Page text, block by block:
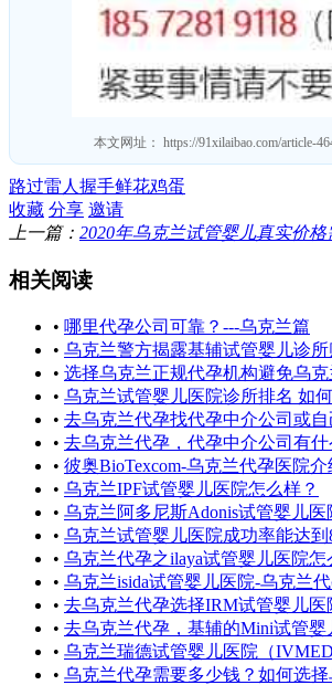
本文网址： https://91xilaibao.com/article-
路过雷人握手鲜花鸡蛋
收藏 分享 邀请
上一篇： 2020年乌克兰试管婴儿真实价
相关阅读
• 哪里代孕公司可靠？---乌克兰篇
• 乌克兰警方揭露基辅试管婴儿诊
• 选择乌克兰正规代孕机构避免乌
• 乌克兰试管婴儿医院诊所排名 如
• 去乌克兰代孕找代孕中介公司或
• 去乌克兰代孕，代孕中介公司有
• 彼奥BioTexcom-乌克兰代孕医院介
• 乌克兰IPF试管婴儿医院怎么样？
• 乌克兰阿多尼斯Adonis试管婴儿医
• 乌克兰试管婴儿医院成功率能达
• 乌克兰代孕之ilaya试管婴儿医院怎
• 乌克兰isida试管婴儿医院-乌克兰
• 去乌克兰代孕选择IRM试管婴儿医
• 去乌克兰代孕，基辅的Mini试管婴
• 乌克兰瑞德试管婴儿医院（IVMED
• 乌克兰代孕需要多少钱？如何选